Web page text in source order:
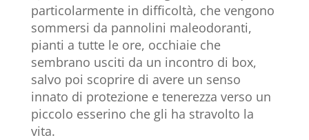
particolarmente in difficoltà, che vengono
sommersi da pannolini maleodoranti,
pianti a tutte le ore, occhiaie che
sembrano usciti da un incontro di box,
salvo poi scoprire di avere un senso
innato di protezione e tenerezza verso un
piccolo esserino che gli ha stravolto la
vita.